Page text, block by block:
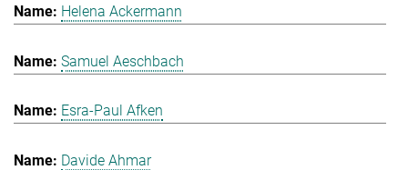
Helena Ackermann
Samuel Aeschbach
Esra-Paul Afken
Davide Ahmar